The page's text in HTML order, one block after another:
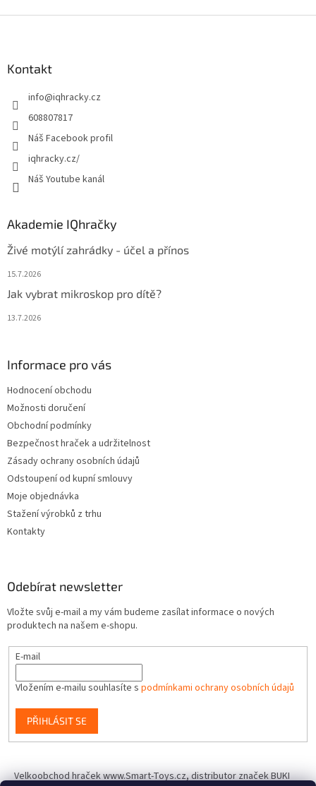
Kontakt
info@iqhracky.cz
608807817
Náš Facebook profil
iqhracky.cz/
Náš Youtube kanál
Akademie IQhračky
Živé motýlí zahrádky - účel a přínos
15.7.2026
Jak vybrat mikroskop pro dítě?
13.7.2026
Informace pro vás
Hodnocení obchodu
Možnosti doručení
Obchodní podmínky
Bezpečnost hraček a udržitelnost
Zásady ochrany osobních údajů
Odstoupení od kupní smlouvy
Moje objednávka
Stažení výrobků z trhu
Kontakty
Odebírat newsletter
Vložte svůj e-mail a my vám budeme zasílat informace o nových
produktech na našem e-shopu.
E-mail
Vložením e-mailu souhlasíte s podmínkami ochrany osobních údajů
PŘIHLÁSIT SE
Velkoobchod hraček www.Smart-Toys.cz, distributor značek BUKI